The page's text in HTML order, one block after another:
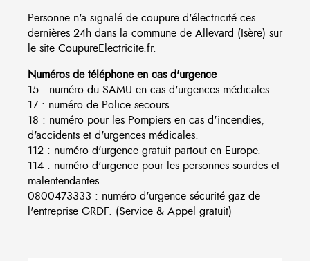
Personne n'a signalé de coupure d'électricité ces
dernières 24h dans la commune de Allevard (Isère) sur
le site CoupureElectricite.fr.
Numéros de téléphone en cas d'urgence
15 : numéro du SAMU en cas d'urgences médicales.
17 : numéro de Police secours.
18 : numéro pour les Pompiers en cas d'incendies,
d'accidents et d'urgences médicales.
112 : numéro d'urgence gratuit partout en Europe.
114 : numéro d'urgence pour les personnes sourdes et
malentendantes.
0800473333 : numéro d'urgence sécurité gaz de
l'entreprise GRDF. (Service & Appel gratuit)